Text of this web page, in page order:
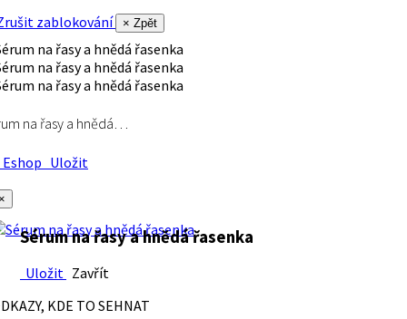
zablokování
× Zpět
na řasy a hnědá…
Uložit
Sérum na řasy a hnědá řasenka
Uložit Zavřít
KDE TO SEHNAT